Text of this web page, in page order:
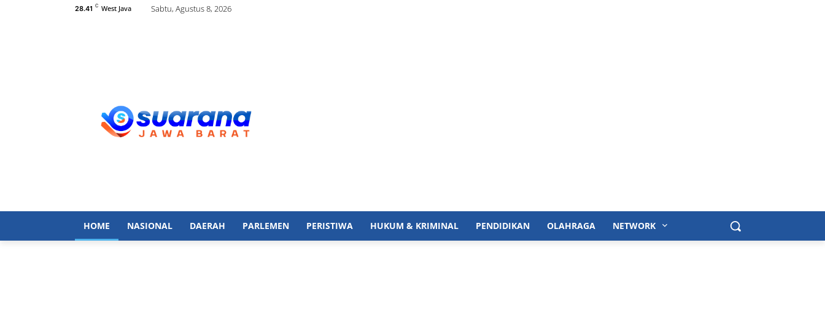
28.41 C West Java Sabtu, Agustus 8, 2026
HOME NASIONAL DAERAH PARLEMEN PERISTIWA HUKUM & KRIMINAL PENDIDIKAN OLAHRAGA NETWORK